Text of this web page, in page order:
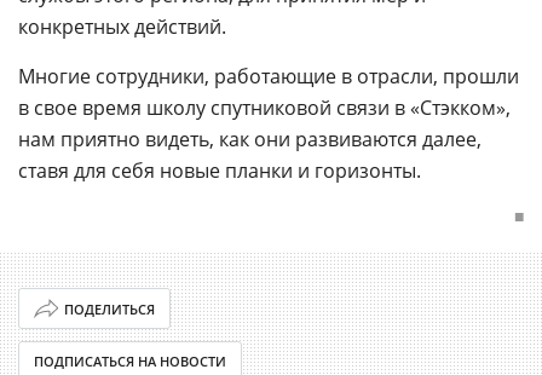
конкретных действий.
Многие сотрудники, работающие в отрасли, прошли
в свое время школу спутниковой связи в «Стэкком»,
нам приятно видеть, как они развиваются далее,
ставя для себя новые планки и горизонты.
■
ПОДЕЛИТЬСЯ
ПОДПИСАТЬСЯ НА НОВОСТИ